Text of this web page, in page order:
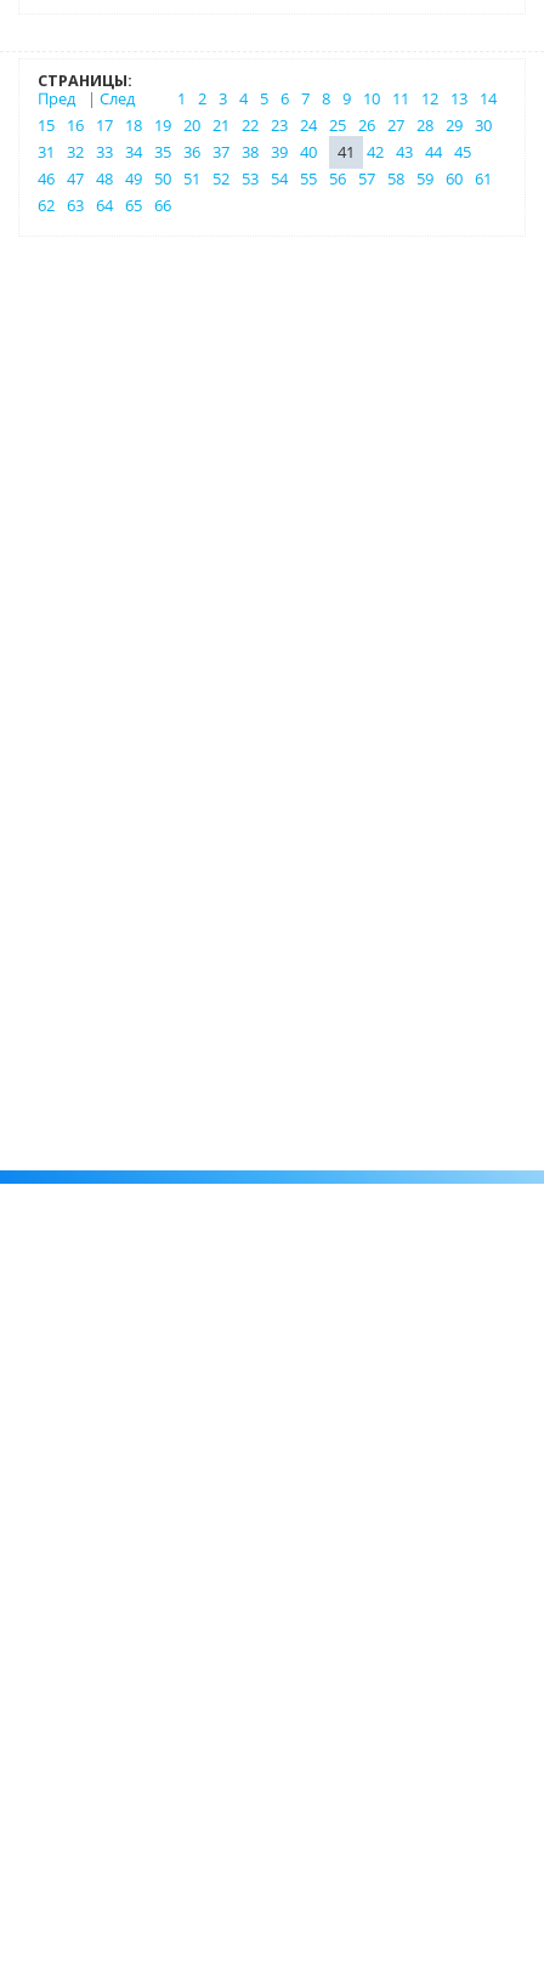
СТРАНИЦЫ:
Пред
| След 1 2 3 4 5 6 7 8 9 10 11 12 13
14
15
16 17 18 19 20 21 22 23 24 25 26 27 28 29 30
31
32 33 34 35 36 37 38 39 40 41 42 43 44 45
46 47 48 49 50 51 52 53 54 55 56 57 58 59 60 61
62 63 64 65 66